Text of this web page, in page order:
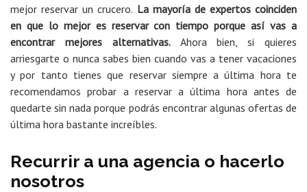
mejor reservar un crucero. La mayoría de expertos coinciden
en que lo mejor es reservar con tiempo porque así vas a
encontrar mejores alternativas.Ahora bien, si quieres
arriesgarte o nunca sabes bien cuando vas a tener vacaciones
y por tanto tienes que reservar siempre a última hora te
recomendamos probar a reservar a última hora antes de
quedarte sin nada porque podrás encontrar algunas ofertas de
última hora bastante increíbles.
Recurrir a una agencia o hacerlo
nosotros